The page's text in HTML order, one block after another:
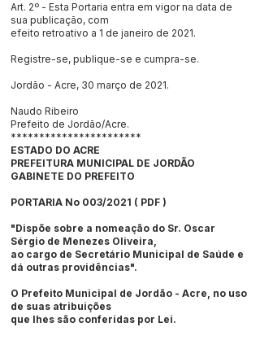
Art. 2º - Esta Portaria entra em vigor na data de
sua publicação, com
efeito retroativo a 1 de janeiro de 2021.
Registre-se, publique-se e cumpra-se.
Jordão - Acre, 30 março de 2021.
Naudo Ribeiro
Prefeito de Jordão/Acre.
***********************
ESTADO DO ACRE
PREFEITURA MUNICIPAL DE JORDÃO
GABINETE DO PREFEITO
PORTARIA No 003/2021 ( PDF )
"Dispõe sobre a nomeação do Sr. Oscar
Sérgio de Menezes Oliveira,
ao cargo de Secretário Municipal de Saúde e
dá outras providências".
O Prefeito Municipal de Jordão - Acre, no uso
de suas atribuições
que lhes são conferidas por Lei.